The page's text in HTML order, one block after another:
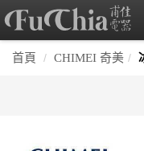
首頁 CHIMEI 奇美